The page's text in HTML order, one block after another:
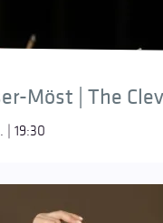
Möst | The
| 19:30